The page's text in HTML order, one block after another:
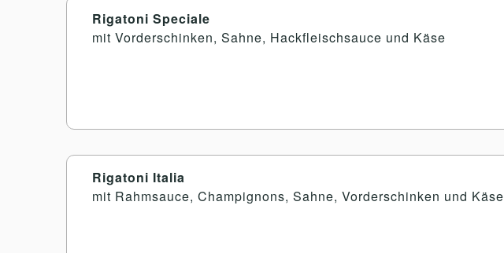
Rigatoni Speciale
mit Vorderschinken, Sahne, Hackfleischsauce und Käse
Rigatoni Italia
mit Rahmsauce, Champignons, Sahne, Vorderschinken und Käse